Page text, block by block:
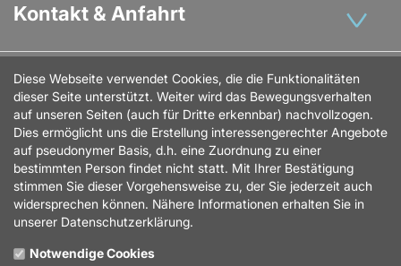
Kontakt & Anfahrt
Öffnungszeiten
Standorte
Diese Webseite verwendet Cookies, die die Funktionalitäten
dieser Seite unterstützt. Weiter wird das Bewegungsverhalten
auf unseren Seiten (auch für Dritte erkennbar) nachvollzogen.
Dies ermöglicht uns die Erstellung interessengerechter Angebote
auf pseudonymer Basis, d.h. eine Zuordnung zu einer
bestimmten Person findet nicht statt. Mit Ihrer Bestätigung
stimmen Sie dieser Vorgehensweise zu, der Sie jederzeit auch
widersprechen können. Nähere Informationen erhalten Sie in
unserer Datenschutzerklärung.
Notwendige Cookies